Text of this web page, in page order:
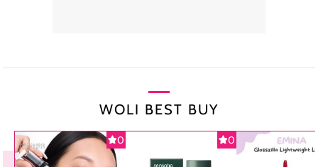
WOLI BEST BUY
0 0